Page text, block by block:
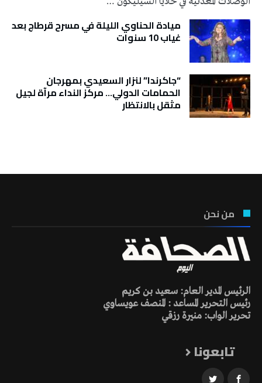
ميادة الحناوي الليلة في مسرح قرطاج بعد
غياب 10 سنوات
“جاكرندا” لنزار السعيدي بمهرجان
الحمامات الدولي… مركز النداء مرآة لجيل
مثقل بالانتظار
من نحن
الرئيس المدير العام: سعيد بن كريم
رئيس التحرير المساعد : المنصف عويساوي
تحرير الواب: منيرة رزقي
تابعونا